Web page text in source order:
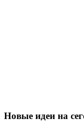
Новые идеи на